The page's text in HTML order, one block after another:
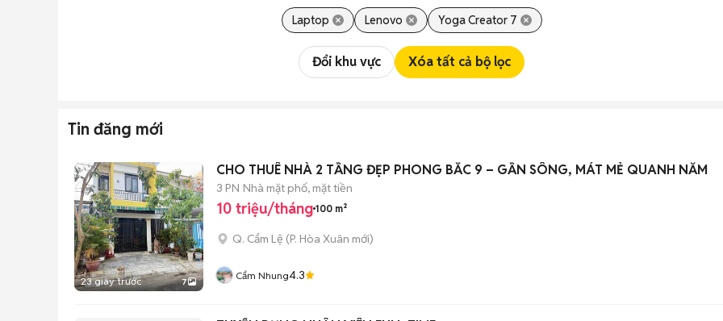
Laptop Lenovo Yoga Creator 7
Đổi khu vực Xóa tất cả bộ lọc
Tin đăng mới
23 giây trước 7
CHO THUÊ NHÀ 2 TẦNG ĐẸP PHONG BẮC 9 – GẦN SÔNG, MÁT MẺ QUANH NĂM
3 PN Nhà mặt phố, mặt tiền
10 triệu/tháng 100 m²
Q. Cẩm Lệ (P. Hòa Xuân mới)
Cẩm Nhung4.3